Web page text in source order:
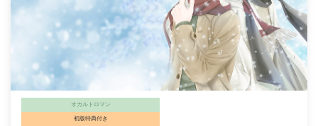
オカルトロマン
初版特典付き